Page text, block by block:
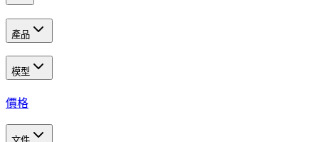
產品
模型
價格